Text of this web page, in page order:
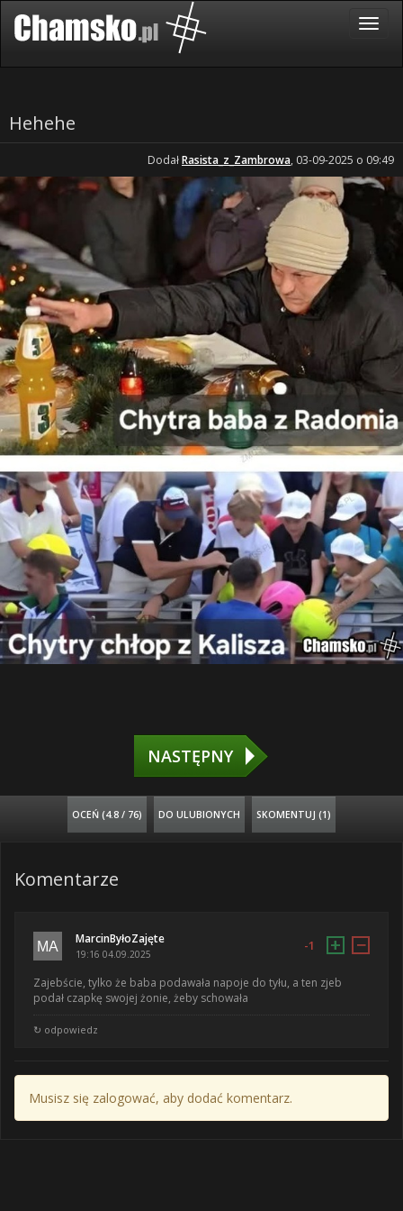
Hehehe
DodałRasista_z_Zambrowa, 03-09-2025 o 09:49
NASTĘPNY
OCEŃ (4.8 / 76) DO ULUBIONYCH SKOMENTUJ (1)
Komentarze
MarcinByłoZajęte
19:16 04.09.2025
-1 + −
Zajebście, tylko że baba podawała napoje do tyłu, a ten zjeb
podał czapkę swojej żonie, żeby schowała
↻ odpowiedz
Musisz się zalogować, aby dodać komentarz.